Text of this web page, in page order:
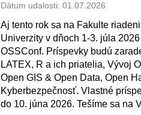
Dátum udalosti:01.07.2026
Aj tento rok sa na Fakulte
Univerzity v dňoch 1-3. júla
OSSConf. Príspevky budú
LATEX, R a ich priatelia, Vývoj
Open GIS & Open Data, Open
Kyberbezpečnosť. Vlastné
do 10. júna 2026. Tešíme sa na